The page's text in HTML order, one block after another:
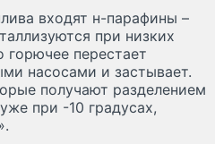
входят н-парафины –
при низких
горючее перестает
насосами и застывает.
получают разделением
при -10 градусах,